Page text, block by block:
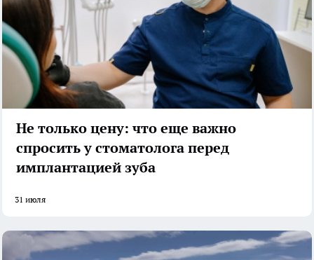
Не только цену: что еще важно
спросить у стоматолога перед
имплантацией зуба
31 июля